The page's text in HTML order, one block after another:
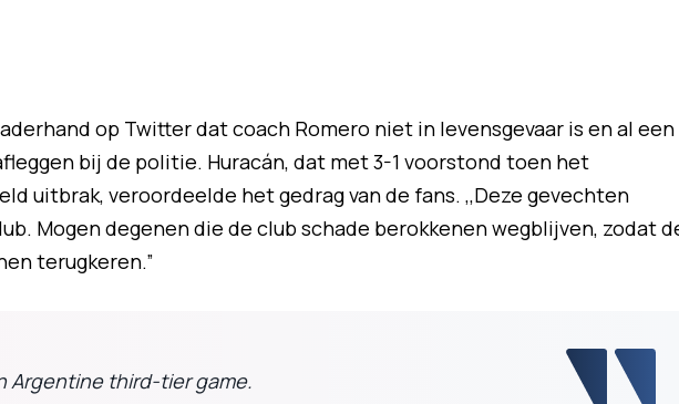
op Twitter dat coach Romero niet in levensgevaar is en al een
bij de politie. Huracán, dat met 3-1 voorstond toen het
uitbrak, veroordeelde het gedrag van de fans. ,,Deze gevechten
Mogen degenen die de club schade berokkenen wegblijven, zodat
terugkeren.”
Argentine third-tier game.